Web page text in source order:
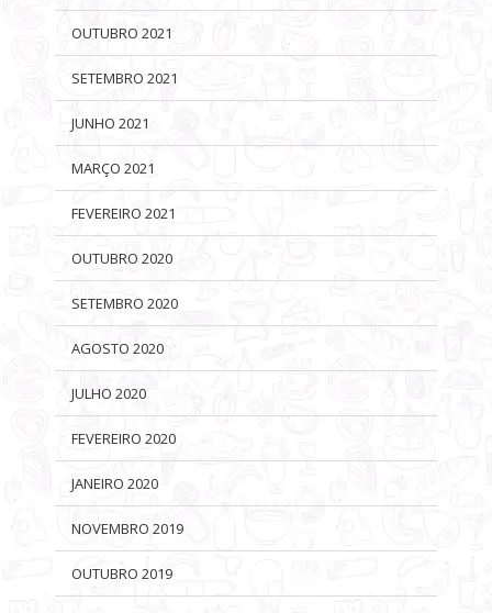
OUTUBRO 2021
SETEMBRO 2021
JUNHO 2021
MARÇO 2021
FEVEREIRO 2021
OUTUBRO 2020
SETEMBRO 2020
AGOSTO 2020
JULHO 2020
FEVEREIRO 2020
JANEIRO 2020
NOVEMBRO 2019
OUTUBRO 2019